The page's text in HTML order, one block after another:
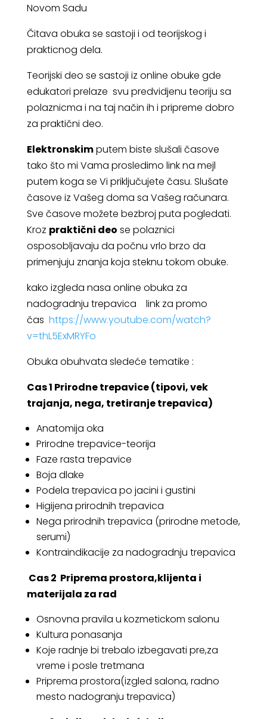
Novom Sadu
Čitava obuka se sastoji i od teorijskog i
prakticnog dela.
Teorijski deo se sastoji iz online obuke gde
edukatori prelaze svu predvidjenu teoriju sa
polaznicma i na taj način ih i pripreme dobro
za praktični deo.
Elektronskimputem biste slušali časove
tako što mi Vama prosledimo link na mejl
putem koga se Vi priključujete času. Slušate
časove iz Vašeg doma sa Vašeg računara.
Sve časove možete bezbroj puta pogledati.
Kroz praktični deo se polaznici
osposobljavaju da počnu vrlo brzo da
primenjuju znanja koja steknu tokom obuke.
kako izgleda nasa online obuka za
nadogradnju trepavica link za promo
čas https://www.youtube.com/watch?
v=thL5ExMRYFo
Obuka obuhvata sledeće tematike :
Cas 1 Prirodne trepavice(tipovi, vek
trajanja, nega, tretiranje trepavica)
Anatomija oka
Prirodne trepavice-teorija
Faze rasta trepavice
Boja dlake
Podela trepavica po jacini i gustini
Higijena prirodnih trepavica
Nega prirodnih trepavica (prirodne metode,
serumi)
Kontraindikacije za nadogradnju trepavica
Cas 2 Priprema prostora,klijenta i
materijala za rad
Osnovna pravila u kozmetickom salonu
Kultura ponasanja
Koje radnje bi trebalo izbegavati pre,za
vreme i posle tretmana
Priprema prostora(izgled salona, radno
mesto nadogranju trepavica)